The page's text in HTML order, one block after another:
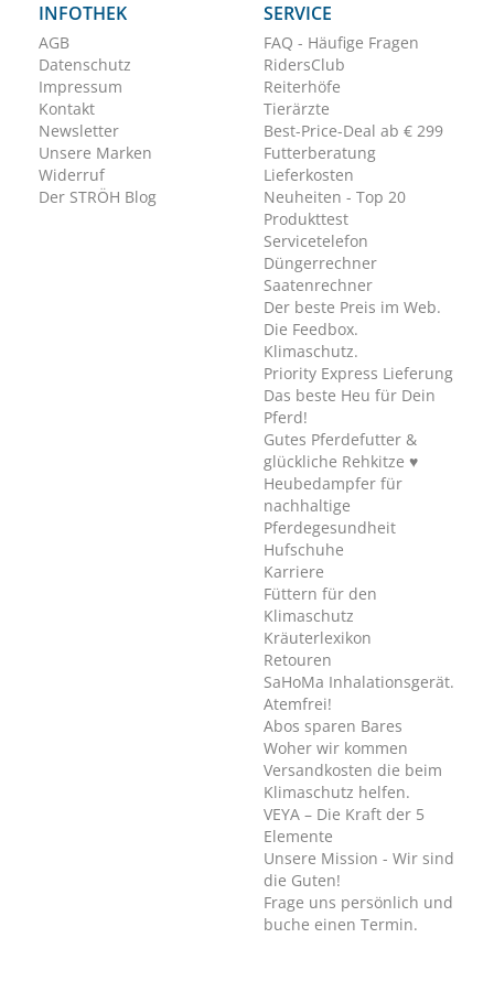
INFOTHEK
AGB
Datenschutz
Impressum
Kontakt
Newsletter
Unsere Marken
Widerruf
Der STRÖH Blog
SERVICE
FAQ - Häufige Fragen
RidersClub
Reiterhöfe
Tierärzte
Best-Price-Deal ab € 299
Futterberatung
Lieferkosten
Neuheiten - Top 20
Produkttest
Servicetelefon
Düngerrechner
Saatenrechner
Der beste Preis im Web.
Die Feedbox.
Klimaschutz.
Priority Express Lieferung
Das beste Heu für Dein
Pferd!
Gutes Pferdefutter &
glückliche Rehkitze ♥
Heubedampfer für
nachhaltige
Pferdegesundheit
Hufschuhe
Karriere
Füttern für den
Klimaschutz
Kräuterlexikon
Retouren
SaHoMa Inhalationsgerät.
Atemfrei!
Abos sparen Bares
Woher wir kommen
Versandkosten die beim
Klimaschutz helfen.
VEYA – Die Kraft der 5
Elemente
Unsere Mission - Wir sind
die Guten!
Frage uns persönlich und
buche einen Termin.